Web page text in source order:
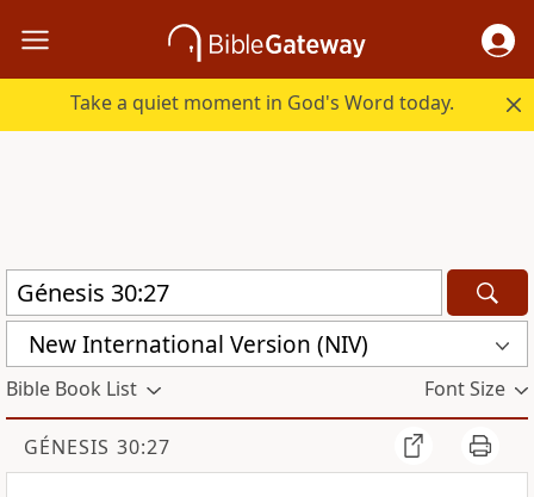
Take a quiet moment in God's Word today.
New International Version (NIV)
Bible Book List Font Size
GÉNESIS 30:27